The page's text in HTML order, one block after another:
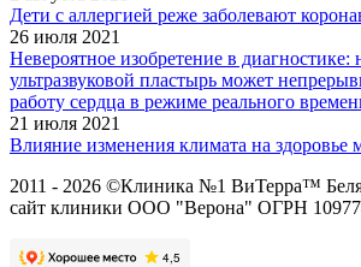
Дети с аллергией реже заболевают
26 июля 2021
Невероятное изобретение в диагностике:
ультразвуковой пластырь может
работу сердца в режиме реального
21 июля 2021
Влияние изменения климата на здоровье
2011 - 2026 ©Клиника №1 ВиТерра™
сайт клиники ООО "Верона" ОГРН